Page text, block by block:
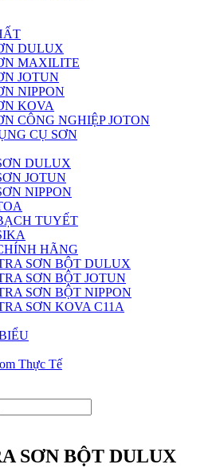
DULUX
MAXILITE
JOTUN
NIPPON
KOVA
CÔNG NGHIỆP JOTON
CỤ SƠN
DULUX
JOTUN
NIPPON
TUYẾT
HÃNG
SƠN BỘT DULUX
SƠN BỘT JOTUN
SƠN BỘT NIPPON
SƠN KOVA C11A
Thực Tế
SƠN BỘT DULUX